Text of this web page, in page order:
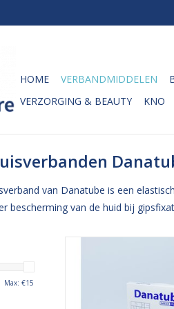
HOME VERBANDMIDDELEN
VERZORGING & BEAUTY
KNO
van Danatube is een
bescherming van de huid bij
Max: €15
bamboe, dat lichte
compressie biedt. Het